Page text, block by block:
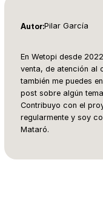
Autor:Pilar García
En Wetopi desde
venta, de atención al
también me puedes
post sobre algún
Contribuyo con el
regularmente y soy
Mataró.